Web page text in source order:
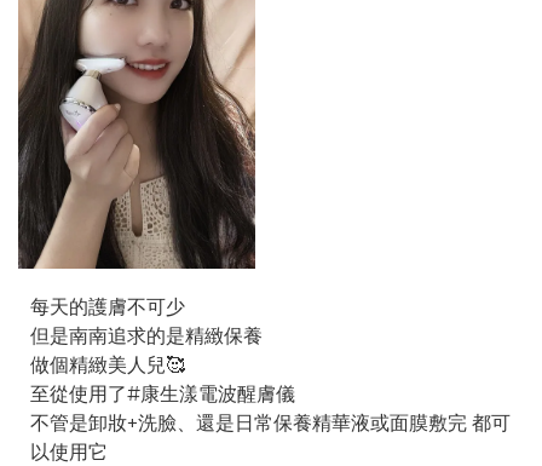
每天的護膚不可少
但是南南追求的是精緻保養
做個精緻美人兒🥰
至從使用了#康生漾電波醒膚儀
不管是卸妝+洗臉、還是日常保養精華液或面膜敷完 都可
以使用它